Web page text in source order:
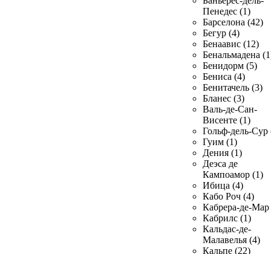
Пенедес (1)
Барселона (42)
Бегур (4)
Бенаавис (12)
Бенальмадена
Бенидорм (5)
Бениса (4)
Бенитачель (3)
Бланес (3)
Валь-де-Сан-
Висенте (1)
Гольф-дель-Сур
Гуим (1)
Дения (1)
Деэса де
Кампоамор (1)
Ибица (4)
Кабо Роч (4)
Кабрера-де-Мар
Кабрилс (1)
Кальдас-де-
Малавелья (4)
Кальпе (22)